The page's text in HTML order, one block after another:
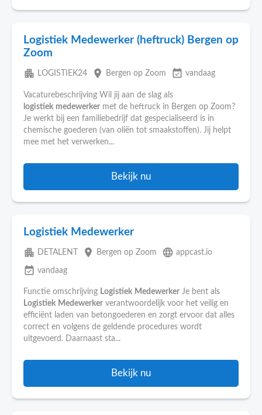
Logistiek Medewerker (heftruck) Bergen op
Zoom
apartment LOGISTIEK24 place Bergen op Zoom event_available vandaag
Vacaturebeschrijving Wil jij aan de slag als
logistiek medewerker met de heftruck in Bergen op Zoom?
Je werkt bij een familiebedrijf dat gespecialiseerd is in
chemische goederen (van oliën tot smaakstoffen). Jij helpt
mee met het verwerken...
Bekijk nu
Logistiek Medewerker
apartment DETALENT place Bergen op Zoom language appcast.io
event_available vandaag
Functie omschrijving Logistiek Medewerker Je bent als
Logistiek Medewerker verantwoordelijk voor het veilig en
efficiënt laden van betongoederen en zorgt ervoor dat alles
correct en volgens de geldende procedures wordt
uitgevoerd. Daarnaast sta...
Bekijk nu